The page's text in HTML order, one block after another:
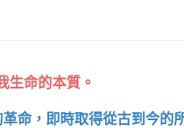
生命的本質。
命，即時取得從古到今的